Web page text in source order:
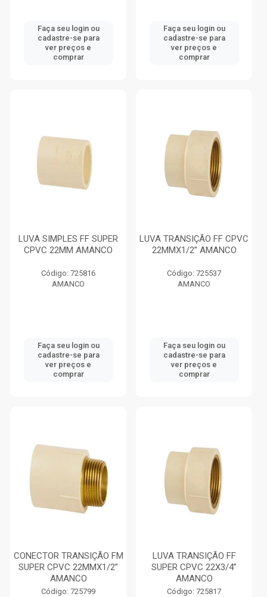
Faça seu login ou
cadastre-se para
ver preços e
comprar
Faça seu login ou
cadastre-se para
ver preços e
comprar
LUVA SIMPLES FF SUPER
CPVC 22MM AMANCO
Código: 725816
AMANCO
Faça seu login ou
cadastre-se para
ver preços e
comprar
LUVA TRANSIÇÃO FF CPVC
22MMX1/2” AMANCO
Código: 725537
AMANCO
Faça seu login ou
cadastre-se para
ver preços e
comprar
CONECTOR TRANSIÇÃO FM
SUPER CPVC 22MMX1/2”
AMANCO
Código: 725799
LUVA TRANSIÇÃO FF
SUPER CPVC 22X3/4”
AMANCO
Código: 725817